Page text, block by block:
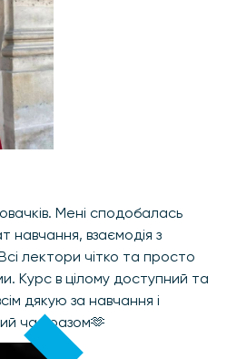
Мені сподобалась
взаємодія з
лектори чітко та просто
Курс в цілому доступний та
дякую за навчання і
час разом🫶